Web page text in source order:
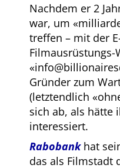
Nachdem er 2
war, um
treffen – mit der
Filmausrüstungs-
Gründer zum
(letztendlich
sich ab, als hätte
interessiert.
Rabobankhat
das als Filmstadt